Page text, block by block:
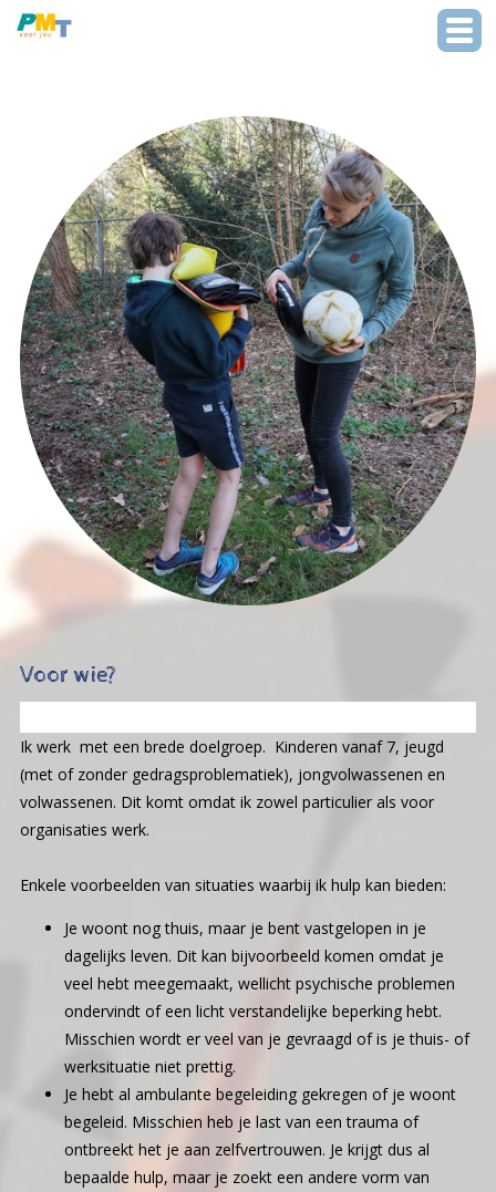
Voor wie?
Ik werk met een brede doelgroep. Kinderen vanaf 7, jeugd
(met of zonder gedragsproblematiek), jongvolwassenen en
volwassenen. Dit komt omdat ik zowel particulier als voor
organisaties werk.
Enkele voorbeelden van situaties waarbij ik hulp kan bieden:
Je woont nog thuis, maar je bent vastgelopen in je
dagelijks leven. Dit kan bijvoorbeeld komen omdat je
veel hebt meegemaakt, wellicht psychische problemen
ondervindt of een licht verstandelijke beperking hebt.
Misschien wordt er veel van je gevraagd of is je thuis- of
werksituatie niet prettig.
Je hebt al ambulante begeleiding gekregen of je woont
begeleid. Misschien heb je last van een trauma of
ontbreekt het je aan zelfvertrouwen. Je krijgt dus al
bepaalde hulp, maar je zoekt een andere vorm van